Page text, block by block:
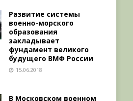
Развитие системы
военно-морского
образования
закладывает
фундамент великого
будущего ВМФ России
15.06.2018
В Московском военном